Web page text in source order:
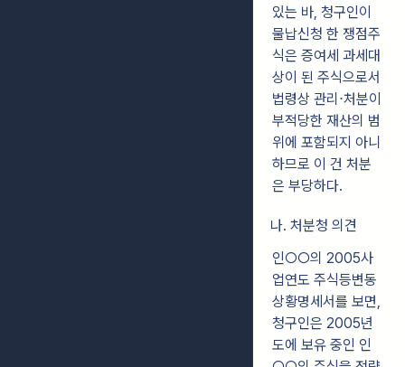
있는 바, 청구인이
물납신청 한 쟁점주
식은 증여세 과세대
상이 된 주식으로서
법령상 관리⋅처분이
부적당한 재산의 범
위에 포함되지 아니
하므로 이 건 처분
은 부당하다.
나. 처분청 의견
인○○의 2005사
업연도 주식등변동
상황명세서를 보면,
청구인은 2005년
도에 보유 중인 인